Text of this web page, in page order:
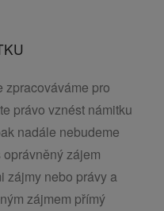
zpracováváme pro
právo vznést námitku
nadále nebudeme
zájem
zájmy nebo právy a
zájmem přímý